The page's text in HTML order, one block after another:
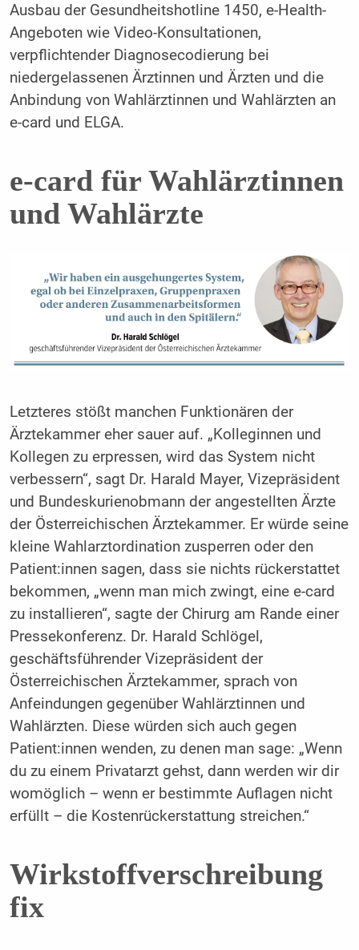
Ausbau der Gesundheitshotline 1450, e-Health-
Angeboten wie Video-Konsultationen,
verpflichtender Diagnosecodierung bei
niedergelassenen Ärztinnen und Ärzten und die
Anbindung von Wahlärztinnen und Wahlärzten an
e-card und ELGA.
e-card für Wahlärztinnen
und Wahlärzte
Letzteres stößt manchen Funktionären der
Ärztekammer eher sauer auf. „Kolleginnen und
Kollegen zu erpressen, wird das System nicht
verbessern“, sagt Dr. Harald Mayer, Vizepräsident
und Bundeskurienobmann der angestellten Ärzte
der Österreichischen Ärztekammer. Er würde seine
kleine Wahlarztordination zusperren oder den
Patient:innen sagen, dass sie nichts rückerstattet
bekommen, „wenn man mich zwingt, eine e-card
zu installieren“, sagte der Chirurg am Rande einer
Pressekonferenz. Dr. Harald Schlögel,
geschäftsführender Vizepräsident der
Österreichischen Ärztekammer, sprach von
Anfeindungen gegenüber Wahlärztinnen und
Wahlärzten. Diese würden sich auch gegen
Patient:innen wenden, zu denen man sage: „Wenn
du zu einem Privatarzt gehst, dann werden wir dir
womöglich – wenn er bestimmte Auflagen nicht
erfüllt – die Kostenrückerstattung streichen.“
Wirkstoffverschreibung
fix